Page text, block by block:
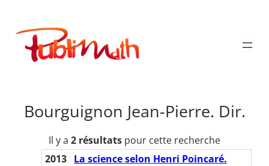
contenu
Publimath
Bourguignon Jean-Pierre. Dir.
Il y a 2 résultats pour cette recherche
2013 La science selon Henri Poincaré.